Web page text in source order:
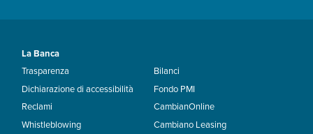
La Banca
Trasparenza
Dichiarazione di accessibilità
Reclami
Whistleblowing
Bilanci
Fondo PMI
CambianOnline
Cambiano Leasing